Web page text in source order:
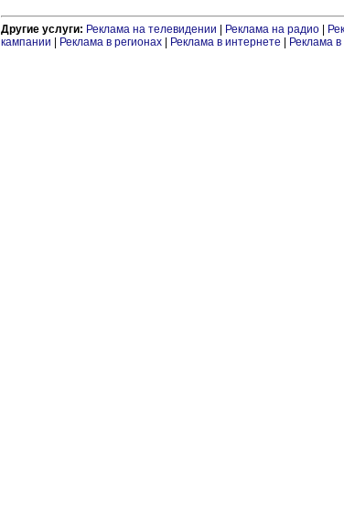
Другие услуги: Реклама на телевидении Реклама на радио
кампании
Реклама в регионах Реклама в интернете Реклама в